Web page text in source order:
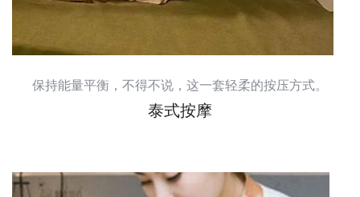
保持能量平衡，不得不说，这一套轻柔的按压方式。
泰式按摩